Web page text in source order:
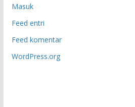
Masuk
Feed entri
Feed komentar
WordPress.org